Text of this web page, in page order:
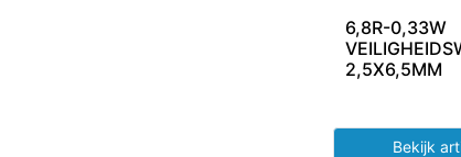
6,8R-0,33W
2,5X6,5MM
Bekijk